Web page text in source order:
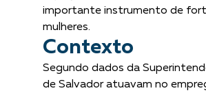
importante instrumento de
mulheres.
Contexto
Segundo dados da
de Salvador atuavam no